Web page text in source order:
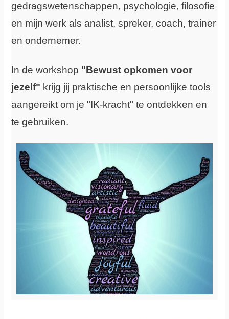
gedragswetenschappen, psychologie, filosofie
en mijn werk als analist, spreker, coach, trainer
en ondernemer.
In de workshop "Bewust opkomen voor
jezelf" krijg jij praktische en persoonlijke tools
aangereikt om je "IK-kracht" te ontdekken en
te gebruiken.